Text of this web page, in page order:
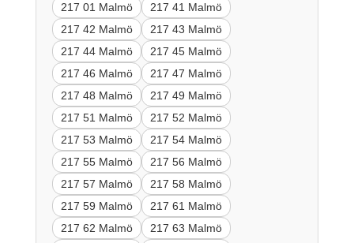
217 01 Malmö
217 41 Malmö
217 42 Malmö
217 43 Malmö
217 44 Malmö
217 45 Malmö
217 46 Malmö
217 47 Malmö
217 48 Malmö
217 49 Malmö
217 51 Malmö
217 52 Malmö
217 53 Malmö
217 54 Malmö
217 55 Malmö
217 56 Malmö
217 57 Malmö
217 58 Malmö
217 59 Malmö
217 61 Malmö
217 62 Malmö
217 63 Malmö